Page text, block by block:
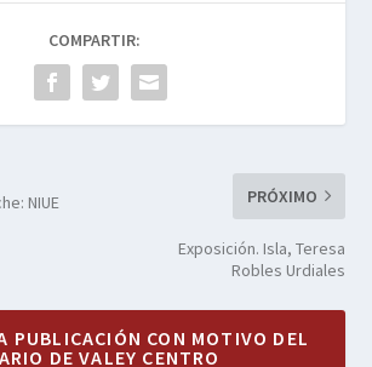
COMPARTIR:
NIUE
PRÓXIMO
Exposición. Isla, Teresa
Robles Urdiales
PUBLICACIÓN CON MOTIVO DEL
DE VALEY CENTRO